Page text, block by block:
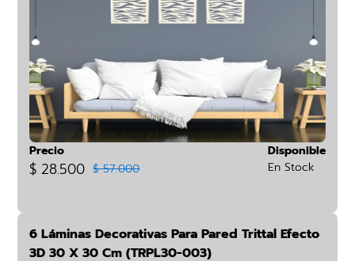
Precio
$ 28.500 $ 57.000
Disponible
En Stock
6 Láminas Decorativas Para Pared Trittal Efecto
3D 30 X 30 Cm (TRPL30-003)